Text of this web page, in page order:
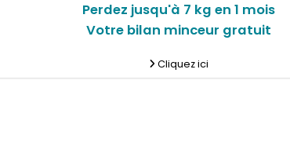
Perdez jusqu'à 7 kg en 1 mois
Votre bilan minceur gratuit
Cliquez ici